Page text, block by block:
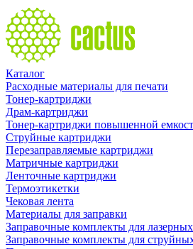
Каталог
Расходные материалы для печати
Тонер-картриджи
Драм-картриджи
Тонер-картриджи повышенной
Струйные картриджи
Перезаправляемые картриджи
Матричные картриджи
Ленточные картриджи
Термоэтикетки
Чековая лента
Материалы для заправки
Заправочные комплекты для
Заправочные комплекты для